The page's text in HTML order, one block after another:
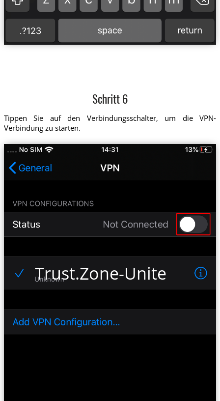
Schritt 6
Tippen Sie auf den Verbindungsschalter, um die VPN-
Verbindung zu starten.
Trust.Zone-United-